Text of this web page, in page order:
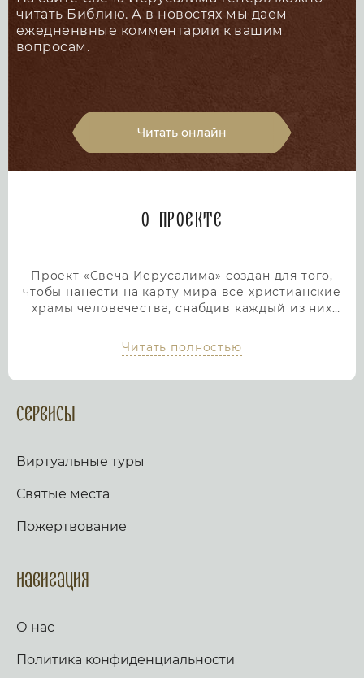
читать Библию. А в новостях мы даем
ежедненвные комментарии к вашим
вопросам.
Читать онлайн
О проекте
Проект «Свеча Иерусалима» создан для того,
чтобы нанести на карту мира все христианские
храмы человечества, снабдив каждый из них
мы дадим людям возможность посетить любой
храм или дольмен не выходя из дома, просто
помощь в возжжения свечей за здравие и
упокой в христианских храмах Иерусалима и
вопросом. Письма помещаются в Стену Плача,
Благодатным огнем.
товаров, освященных на камне Миропомазания.
Читать полностью
Сервисы
Виртуальные туры
Святые места
Пожертвование
Навигация
О нас
Политика конфиденциальности